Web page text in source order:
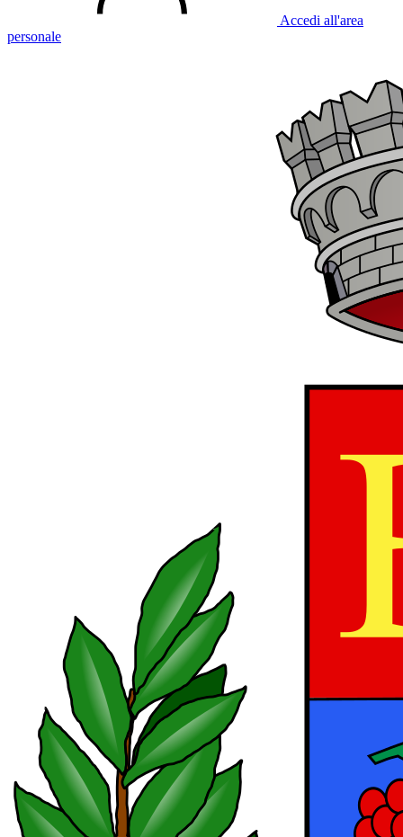
Accedi all'area
personale